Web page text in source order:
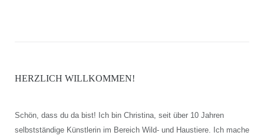
HERZLICH WILLKOMMEN!
Schön, dass du da bist! Ich bin Christina, seit über 10 Jahren
selbstständige Künstlerin im Bereich Wild- und Haustiere. Ich mache